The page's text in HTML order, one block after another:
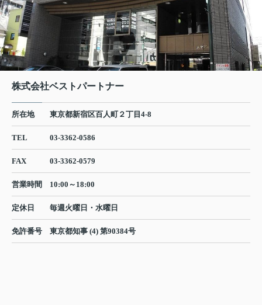
株式会社ベストパートナー
所在地 東京都新宿区百人町２丁目4-8
TEL 03-3362-0586
FAX 03-3362-0579
営業時間 10:00～18:00
定休日 毎週火曜日・水曜日
免許番号 東京都知事 (4) 第90384号